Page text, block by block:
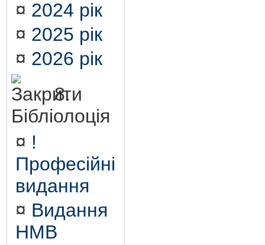
¤ 2024 рік
¤ 2025 рік
¤ 2026 рік
8.
Бібліолоція
¤ !
Професійні
видання
¤ Видання
НМВ